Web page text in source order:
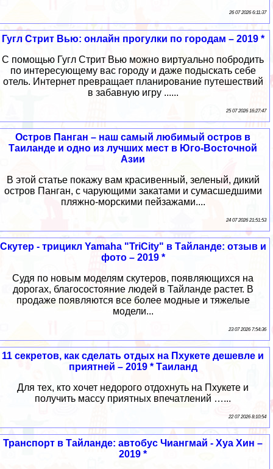
26 07 2026 6:11:37
Гугл Стрит Вью: онлайн прогулки по городам – 2019 *
С помощью Гугл Стрит Вью можно виртуально побродить
по интересующему вас городу и даже подыскать себе
отель. Интернет превращает планирование путешествий
в забавную игру ......
25 07 2026 16:27:47
Остров Панган – наш самый любимый остров в
Таиланде и одно из лучших мест в Юго-Восточной
Азии
В этой статье покажу вам красивенный, зеленый, дикий
остров Панган, с чарующими закатами и сумасшедшими
пляжно-морскими пейзажами....
24 07 2026 21:51:53
Скутер - трицикл Yamaha "TriCity" в Тайланде: отзыв и
фото – 2019 *
Судя по новым моделям скутеров, появляющихся на
дорогах, благосостояние людей в Тайланде растет. В
продаже появляются все более модные и тяжелые
модели...
23 07 2026 7:54:36
11 секретов, как сделать отдых на Пхукете дешевле и
приятней – 2019 * Таиланд
Для тех, кто хочет недорого отдохнуть на Пхукете и
получить массу приятных впечатлений …...
22 07 2026 8:10:54
Транспорт в Тайланде: автобус Чиангмай - Хуа Хин –
2019 *